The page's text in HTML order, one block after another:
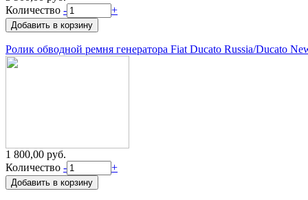
Количество - +
Ролик обводной ремня генератора Fiat Ducato Russia/Ducato
1 800,00 руб.
Количество - +